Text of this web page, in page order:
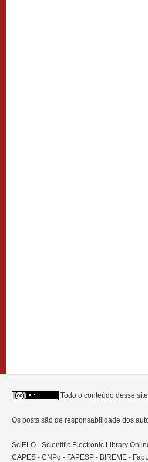
Todo o conteúdo desse
Os posts são de responsabilidade dos
SciELO - Scientific Electronic Library
CAPES - CNPq - FAPESP - BIREME -